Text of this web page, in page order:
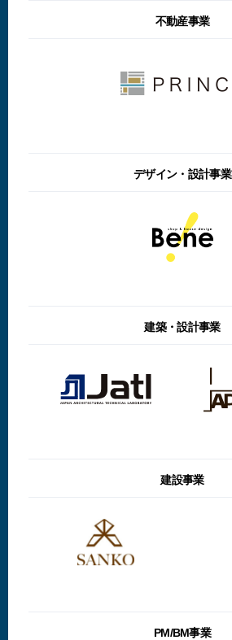
不動産事業
デザイン・設計事業
建築・設計事業
建設事業
PM/BM事業